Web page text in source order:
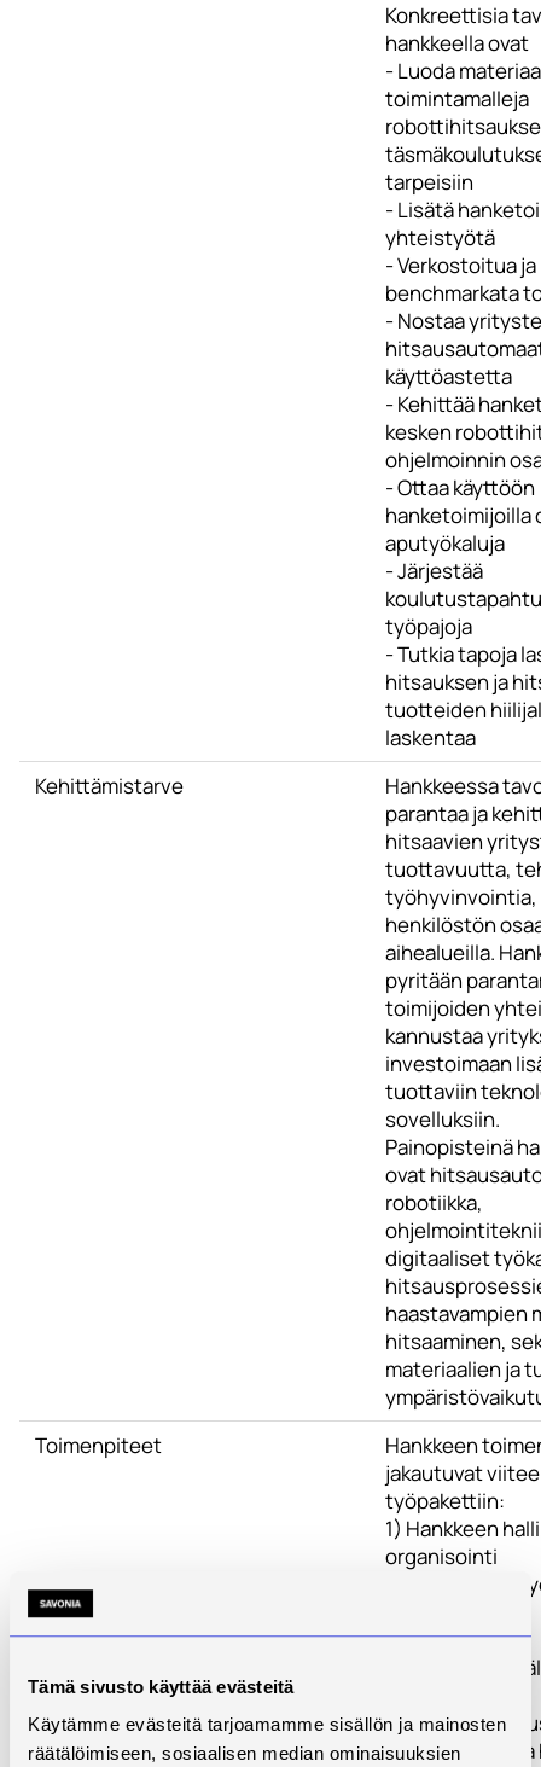
Tämä sivusto käyttää evästeitä
Käytämme evästeitä tarjoamamme sisällön ja mainosten
räätälöimiseen, sosiaalisen median ominaisuuksien
Konkreettisia
hankkeella ovat
- Luoda
toimintamalleja
tarpeisiin
- Lisätä
yhteistyötä
- Verkostoitua ja
benchmarkata
- Nostaa
käyttöastetta
- Kehittää
kesken
ohjelmoinnin
- Ottaa käyttöön
hanketoimijoilla
aputyökaluja
- Järjestää
työpajoja
- Tutkia tapoja
hitsauksen ja
tuotteiden
laskentaa
Kehittämistarve
Hankkeessa
parantaa ja
hitsaavien
tuottavuutta,
työhyvinvointia,
henkilöstön
aihealueilla.
pyritään
toimijoiden
kannustaa
investoimaan
tuottaviin
sovelluksiin.
Painopisteinä
ovat
robotiikka,
digitaaliset
haastavampien
hitsaaminen,
materiaalien ja
Toimenpiteet
Hankkeen
jakautuvat
työpakettiin:
1) Hankkeen
organisointi
2) Digitaaliset
3) Tuotteiden
4) Osaava
5) Hitsauksen